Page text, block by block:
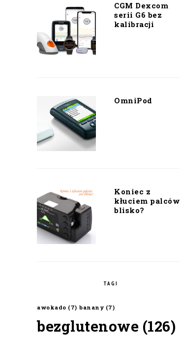
CGM Dexcom
serii G6 bez
kalibracji
OmniPod
Koniec z
kłuciem palców
blisko?
TAGI
awokado (7) banany (7)
bezglutenowe (126)